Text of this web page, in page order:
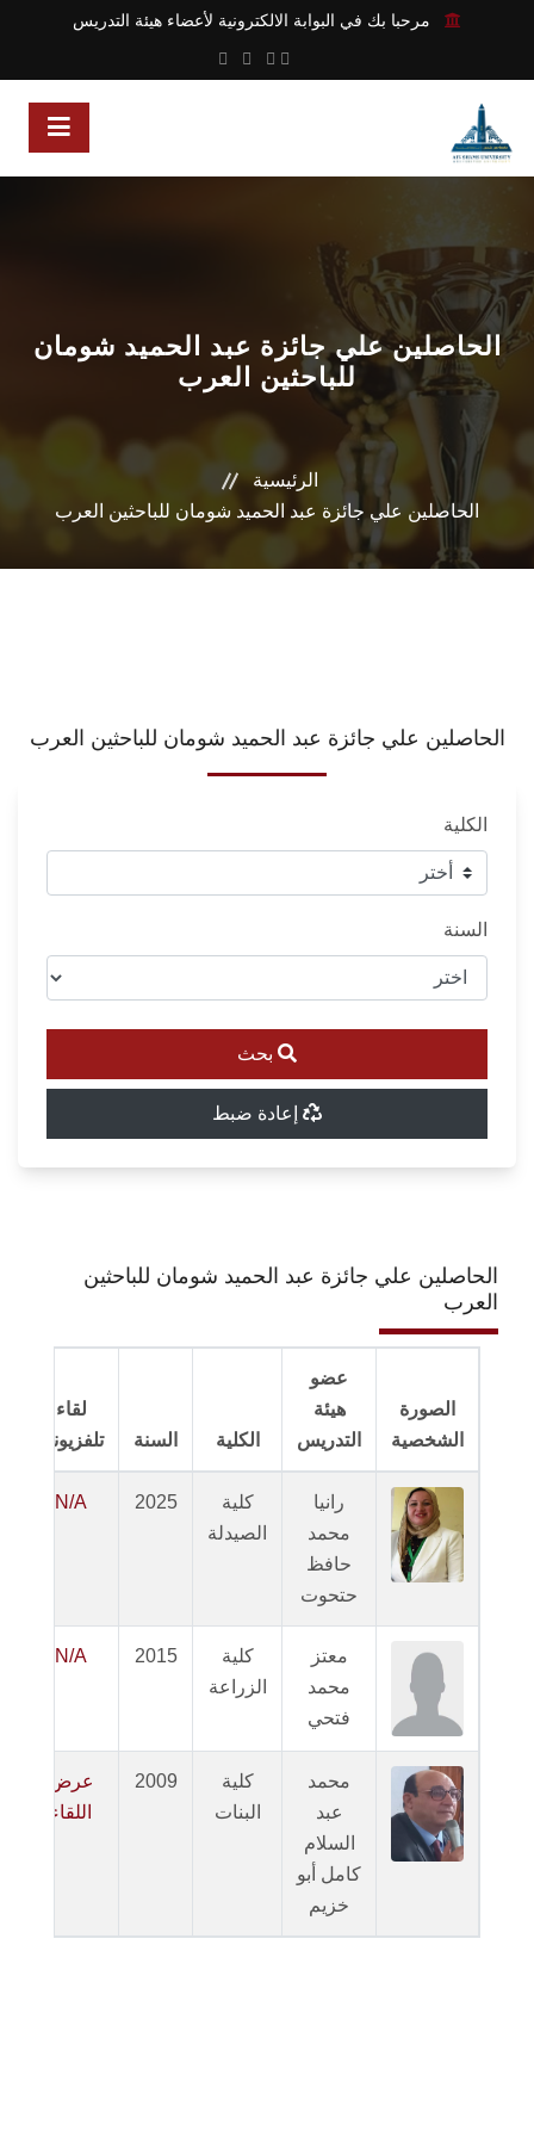
مرحبا بك في البوابة الالكترونية لأعضاء هيئة التدريس
الحاصلين علي جائزة عبد الحميد شومان
للباحثين العرب
الرئيسية
الحاصلين علي جائزة عبد الحميد شومان للباحثين العرب
الحاصلين علي جائزة عبد الحميد شومان للباحثين العرب
الكلية
السنة
بحث
إعادة ضبط
الحاصلين علي جائزة عبد الحميد شومان للباحثين
العرب
الصورة
الشخصية
عضو
هيئة
التدريس
الكلية السنة
لقاء
تلفزيوني
رانيا
محمد
حافظ
حتحوت
كلية
الصيدلة
2025
N/A
معتز
محمد
فتحي
كلية
الزراعة
2015
N/A
محمد
عبد
السلام
كامل أبو
خزيم
كلية
البنات
2009
عرض
اللقاء